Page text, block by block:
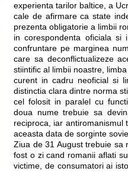
experienta tarilor baltice, a
cale de afirmare ca state
prezenta obligatorie a limbii
in corespondenta oficiala
confruntare pe marginea
care sa deconflictualizeze
stiintific al limbii noastre,
curent in cadru neoficial si
distinctia clara dintre norma
cel folosit in paralel cu
doua nume trebuie sa
reciproca, iar
aceasta data de sorginte
Ziua de 31 August trebuie sa
fost o zi cand romanii aflati
victime, de consumatori ai